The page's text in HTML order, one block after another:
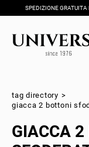
SPEDIZIONE GRATUITA
tag directory >
giacca 2 bottoni
GIACCA 2